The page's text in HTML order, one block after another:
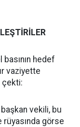
basının hedef
vaziyette
çekti:
vekili, bu
görse